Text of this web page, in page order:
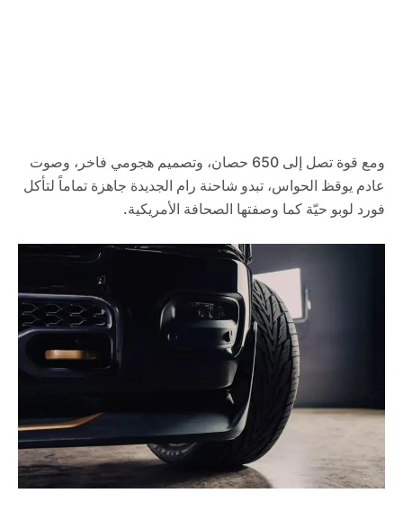
ومع قوة تصل إلى 650 حصان، وتصميم هجومي فاخر، وصوت
عادم يوقظ الحواس، تبدو شاحنة رام الجديدة جاهزة تماماً لتأكل
فورد لوبو حيّة كما وصفتها الصحافة الأمريكية.